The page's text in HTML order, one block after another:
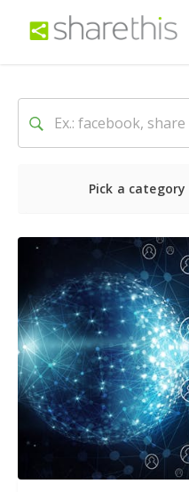
Pick a category
最新